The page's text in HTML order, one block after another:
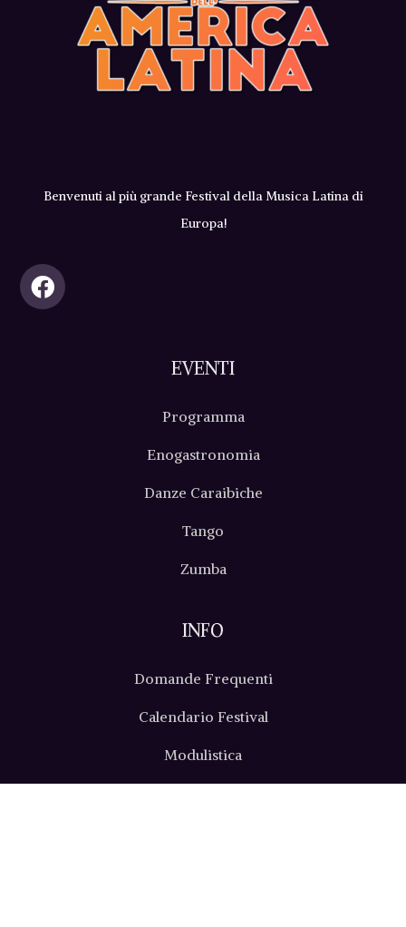
Benvenuti al più grande Festival della Musica Latina di
Europa!
EVENTI
Programma
Enogastronomia
Danze Caraibiche
Tango
Zumba
INFO
Domande Frequenti
Calendario Festival
Modulistica